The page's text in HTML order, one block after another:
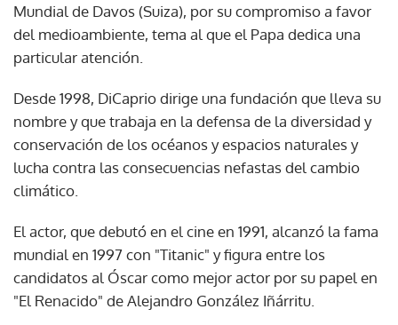
Mundial de Davos (Suiza), por su compromiso a favor
del medioambiente, tema al que el Papa dedica una
particular atención.
Desde 1998, DiCaprio dirige una fundación que lleva su
nombre y que trabaja en la defensa de la diversidad y
conservación de los océanos y espacios naturales y
lucha contra las consecuencias nefastas del cambio
climático.
El actor, que debutó en el cine en 1991, alcanzó la fama
mundial en 1997 con "Titanic" y figura entre los
candidatos al Óscar como mejor actor por su papel en
"El Renacido" de Alejandro González Iñárritu.